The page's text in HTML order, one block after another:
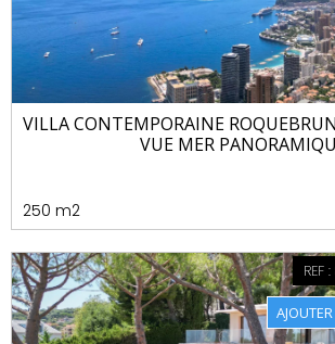
VILLA CONTEMPORAINE
VUE MER
250 m2